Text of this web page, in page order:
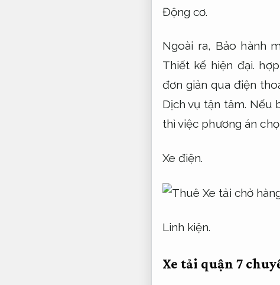
Động cơ.
Ngoài ra, Bảo hành
Thiết kế hiện đại.
đơn giản qua điện
Dịch vụ tận tâm. Nếu
thì việc phương án
Xe điện.
Linh kiện.
Xe tải quận 7